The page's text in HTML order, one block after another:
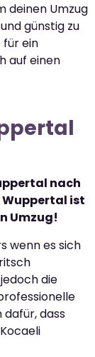
deinen Umzug
günstig zu
ein
auf einen
nach
Wuppertal ist
Umzug!
wenn es sich
die
dafür, dass